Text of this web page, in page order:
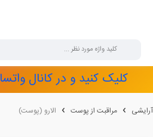
کلیک کنید و در کانال
آرایشی مراقبت از پوست الارو (پوست)